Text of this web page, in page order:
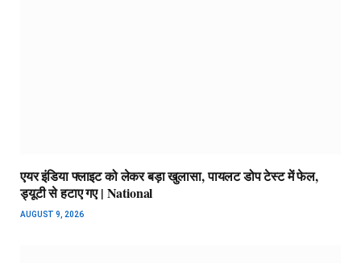
एयर इंडिया फ्लाइट को लेकर बड़ा खुलासा, पायलट डोप टेस्ट में फेल,
ड्यूटी से हटाए गए | National
AUGUST 9, 2026